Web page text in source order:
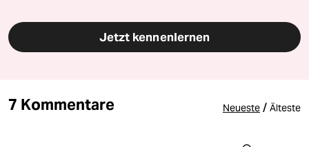
Jetzt kennenlernen
7 Kommentare Neueste / Älteste